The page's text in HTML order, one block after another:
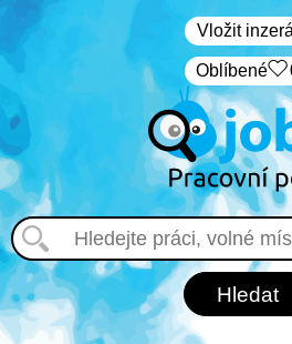
Vložit
Oblíbené